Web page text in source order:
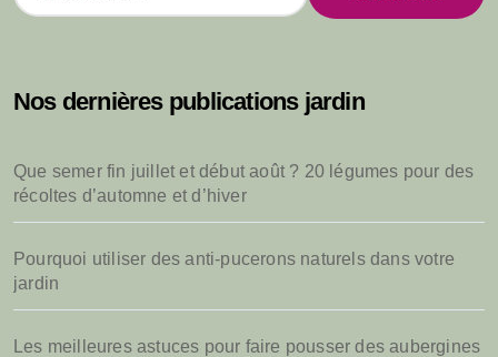
r
e
r
Nos dernières publications jardin
Que semer fin juillet et début août ? 20 légumes pour des
récoltes d’automne et d’hiver
Pourquoi utiliser des anti-pucerons naturels dans votre
jardin
Les meilleures astuces pour faire pousser des aubergines